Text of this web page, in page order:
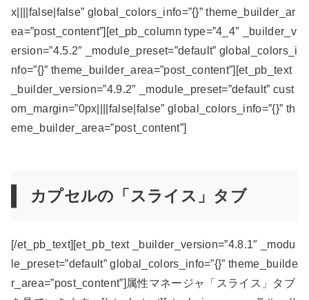
x||||false|false” global_colors_info=”{}” theme_builder_ar
ea=”post_content”][et_pb_column type=”4_4″ _builder_v
ersion=”4.5.2″ _module_preset=”default” global_colors_i
nfo=”{}” theme_builder_area=”post_content”][et_pb_text
_builder_version=”4.9.2″ _module_preset=”default” cust
om_margin=”0px||||false|false” global_colors_info=”{}” th
eme_builder_area=”post_content”]
カプセルの「スライス」タブ
[/et_pb_text][et_pb_text _builder_version=”4.8.1″ _modu
le_preset=”default” global_colors_info=”{}” theme_builde
r_area=”post_content”]属性マネージャ「スライス」タブ